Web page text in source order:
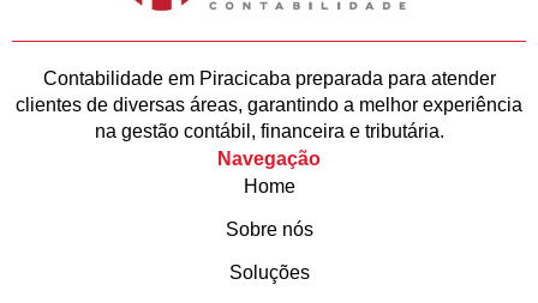
Contabilidade em Piracicaba preparada para atender
clientes de diversas áreas, garantindo a melhor experiência
na gestão contábil, financeira e tributária.
Navegação
Home
Sobre nós
Soluções